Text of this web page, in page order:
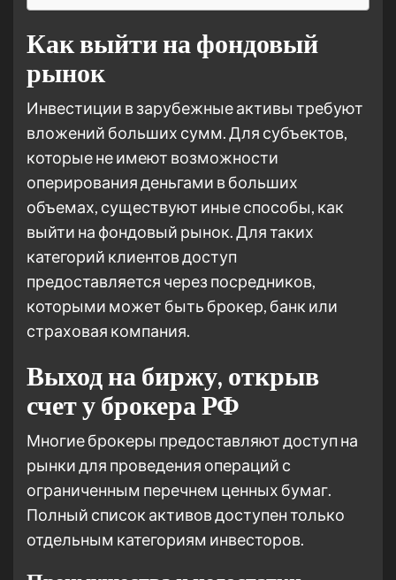
Как выйти на фондовый
рынок
Инвестиции в зарубежные активы требуют
вложений больших сумм. Для субъектов,
которые не имеют возможности
оперирования деньгами в больших
объемах, существуют иные способы, как
выйти на фондовый рынок. Для таких
категорий клиентов доступ
предоставляется через посредников,
которыми может быть брокер, банк или
страховая компания.
Выход на биржу, открыв
счет у брокера РФ
Многие брокеры предоставляют доступ на
рынки для проведения операций с
ограниченным перечнем ценных бумаг.
Полный список активов доступен только
отдельным категориям инвесторов.